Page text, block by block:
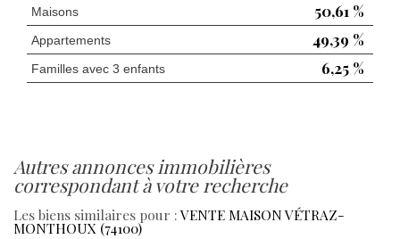
Maisons 50,61 %
Appartements 49,39 %
Familles avec 3 enfants 6,25 %
autres annonces immobilières
correspondant à votre recherche
Les biens similaires pour :VENTE MAISON VÉTRAZ-
MONTHOUX (74100)